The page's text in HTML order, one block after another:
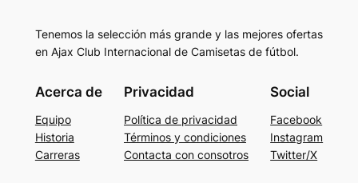
Tenemos la selección más grande y las mejores ofertas
en Ajax Club Internacional de Camisetas de fútbol.
Acerca de
Equipo
Historia
Carreras
Privacidad
Política de privacidad
Términos y condiciones
Contacta con consotros
Social
Facebook
Instagram
Twitter/X